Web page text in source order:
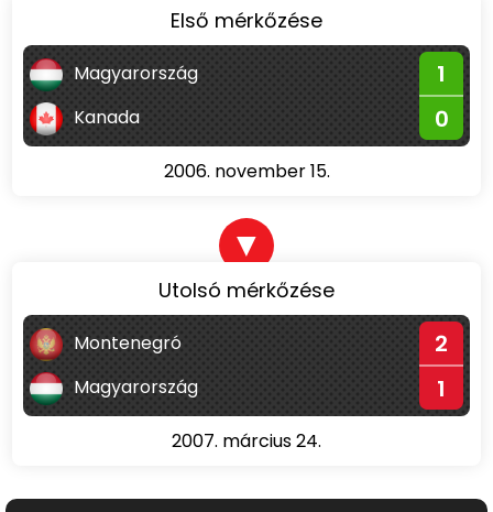
Első mérkőzése
Magyarország 1
Kanada 0
2006. november 15.
▼
Utolsó mérkőzése
Montenegró 2
Magyarország 1
2007. március 24.